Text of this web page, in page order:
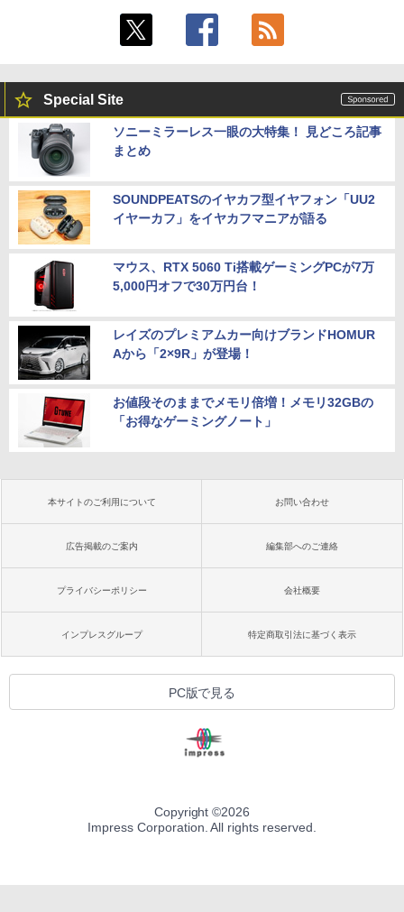
Special Site
ソニーミラーレス一眼の大特集！ 見どころ記事
まとめ
SOUNDPEATSのイヤカフ型イヤフォン「UU2
イヤーカフ」をイヤカフマニアが語る
マウス、RTX 5060 Ti搭載ゲーミングPCが7万
5,000円オフで30万円台！
レイズのプレミアムカー向けブランドHOMUR
Aから「2×9R」が登場！
お値段そのままでメモリ倍増！メモリ32GBの
「お得なゲーミングノート」
本サイトのご利用について お問い合わせ
広告掲載のご案内 編集部へのご連絡
プライバシーポリシー 会社概要
インプレスグループ 特定商取引法に基づく表示
PC版で見る
Copyright ©2026
Impress Corporation. All rights reserved.